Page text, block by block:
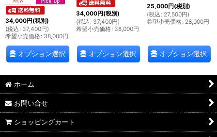
34,000円(税別)
(税込 : 37,400円)
希望小売価格: 38,000円
オプション選択
34,000円(税別)
(税込 : 37,400円)
希望小売価格: 38,000円
オプション選択
25,000円(税別)
(税込 : 27,500円)
希望小売価格: 28,000円
オプション選択
ホーム
お問い合せ
ショッピングカート